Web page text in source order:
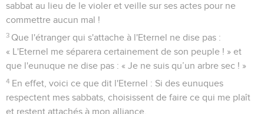
sabbat au lieu de le violer et veille sur ses actes pour ne
commettre aucun mal !
3 Que l'étranger qui s'attache à l'Eternel ne dise pas :
« L'Eternel me séparera certainement de son peuple ! » et
que l'eunuque ne dise pas : « Je ne suis qu’un arbre sec ! »
4 En effet, voici ce que dit l'Eternel : Si des eunuques
respectent mes sabbats, choisissent de faire ce qui me plaît
et restent attachés à mon alliance,